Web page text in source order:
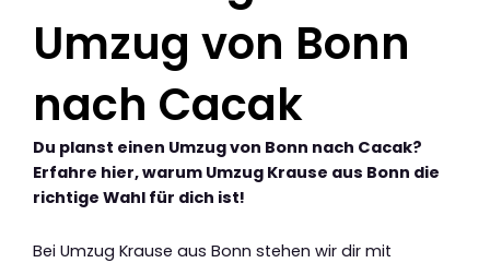
Umzug von Bonn
nach Cacak
Du planst einen Umzug von Bonn nach Cacak?
Erfahre hier, warum Umzug Krause aus Bonn die
richtige Wahl für dich ist!
Bei Umzug Krause aus Bonn stehen wir dir mit